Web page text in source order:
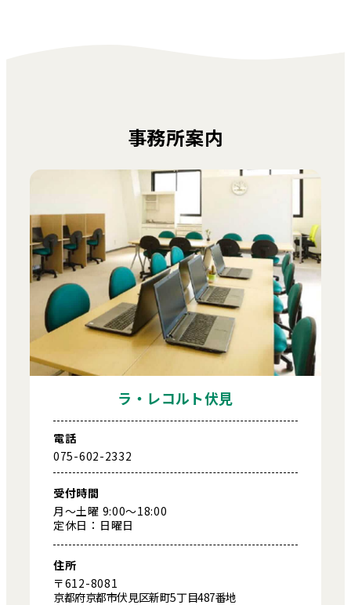
事務所案内
ラ・レコルト伏見
電話
075-602-2332
受付時間
月～土曜 9:00～18:00
定休日：日曜日
住所
〒612-8081
京都府京都市伏見区新町5丁目487番地